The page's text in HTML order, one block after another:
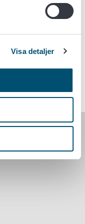
Visa detaljer